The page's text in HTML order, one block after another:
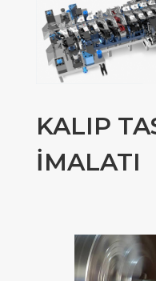
KALIP
İMALATI